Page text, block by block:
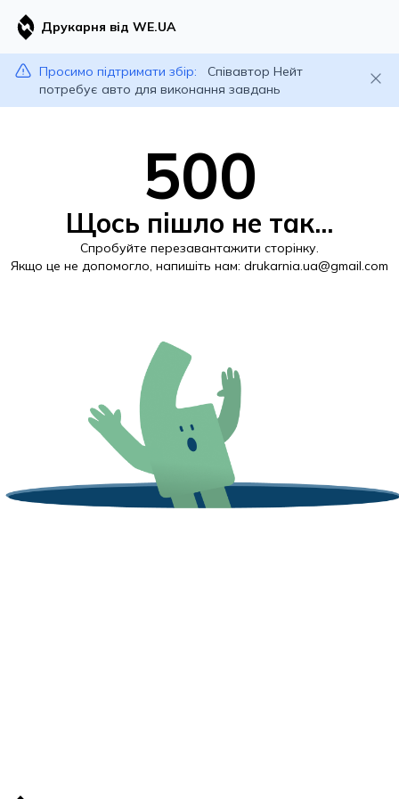
Друкарня від WE.UA
Просимо підтримати збір:
Співавтор Нейт
потребує авто для виконання завдань
500
Щось пішло не так...
Спробуйте перезавантажити сторінку.
Якщо це не допомогло, напишіть нам: drukarnia.ua@gmail.com